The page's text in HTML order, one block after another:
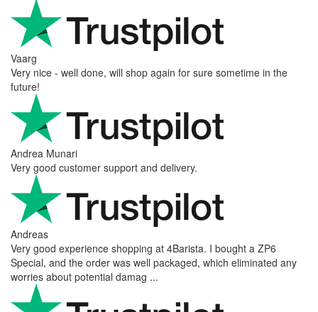
Vaarg
Very nice - well done, will shop again for sure sometime in the
future!
Andrea Munari
Very good customer support and delivery.
Andreas
Very good experience shopping at 4Barista. I bought a ZP6
Special, and the order was well packaged, which eliminated any
worries about potential damag ...